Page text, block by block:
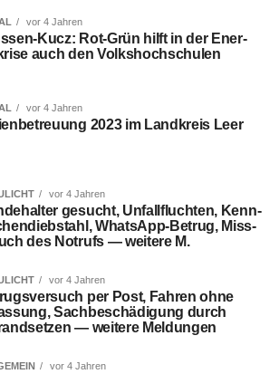
vor 4 Jahren
Kucz: Rot-Grün hilft in der Ener­
auch den Volkshochschulen
vor 4 Jahren
2023 im Land­kreis Leer
vor 4 Jahren
gesucht, Unfall­fluch­ten, Kenn­
Whats­App-Betrug, Miss­
des Not­rufs — wei­te­re M.
vor 4 Jahren
per Post, Fah­ren ohne
Sach­be­schä­di­gung durch
— wei­te­re Meldungen
vor 4 Jahren